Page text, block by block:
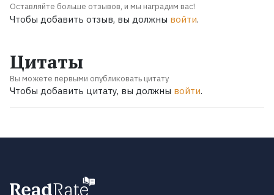
Оставляйте больше отзывов, и мы наградим вас!
Чтобы добавить отзыв, вы должны войти.
Цитаты
Вы можете первыми опубликовать цитату
Чтобы добавить цитату, вы должны войти.